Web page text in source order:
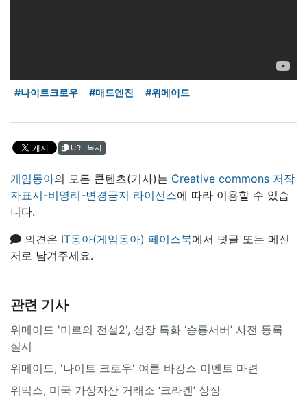
#나이트크로우 #매드엔진 #위메이드
URL 복사
게임동아의 모든 콘텐츠(기사)는 Creative commons 저작
자표시-비영리-변경금지 라이선스에 따라 이용할 수 있습
니다.
의견은 IT동아(게임동아) 페이스북에서 덧글 또는 메신
저로 남겨주세요.
관련 기사
위메이드 '미르의 전설2', 성장 특화 ‘승룡서버’ 사전 등록
실시
위메이드, '나이트 크로우' 여름 바캉스 이벤트 마련
위믹스, 미국 가상자산 거래소 ‘크라켄’ 상장